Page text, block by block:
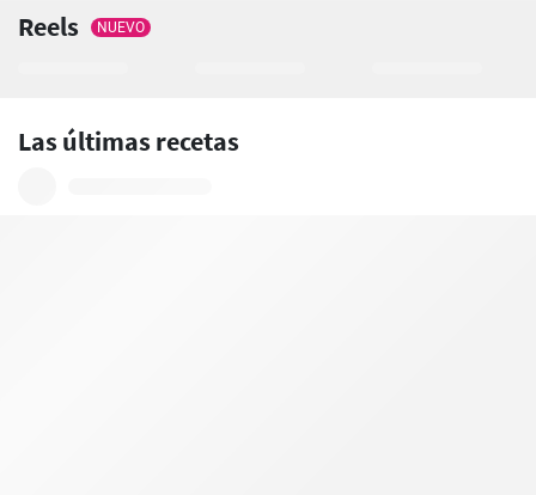
Reels NUEVO
Las últimas recetas